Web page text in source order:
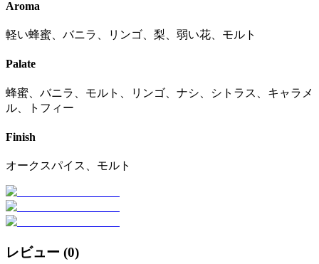
Aroma
軽い蜂蜜、バニラ、リンゴ、梨、弱い花、モルト
Palate
蜂蜜、バニラ、モルト、リンゴ、ナシ、シトラス、キャラメ
ル、トフィー
Finish
オークスパイス、モルト
レビュー (0)